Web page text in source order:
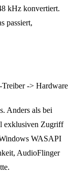
kHz konvertiert.
passiert,
-> Hardware
Anders als bei
exklusiven Zugriff
WASAPI
AudioFlinger